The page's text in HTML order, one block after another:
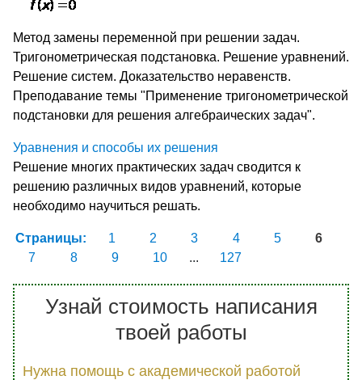
Метод замены переменной при решении задач.
Тригонометрическая подстановка. Решение уравнений.
Решение систем. Доказательство неравенств.
Преподавание темы "Применение тригонометрической
подстановки для решения алгебраических задач".
Уравнения и способы их решения
Решение многих практических задач сводится к
решению различных видов уравнений, которые
необходимо научиться решать.
Страницы: 1 2 3 4 5
6
7
8 9 10 ... 127
Узнай стоимость написания
твоей работы
Нужна помощь с академической работой